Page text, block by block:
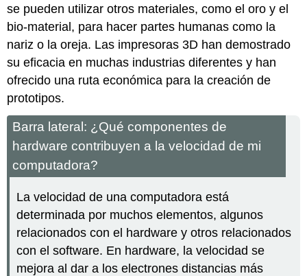
se pueden utilizar otros materiales, como el oro y el
bio-material, para hacer partes humanas como la
nariz o la oreja. Las impresoras 3D han demostrado
su eficacia en muchas industrias diferentes y han
ofrecido una ruta económica para la creación de
prototipos.
Barra lateral: ¿Qué componentes de
hardware contribuyen a la velocidad de mi
computadora?
La velocidad de una computadora está
determinada por muchos elementos, algunos
relacionados con el hardware y otros relacionados
con el software. En hardware, la velocidad se
mejora al dar a los electrones distancias más